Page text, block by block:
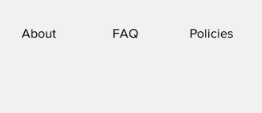
About FAQ Policies